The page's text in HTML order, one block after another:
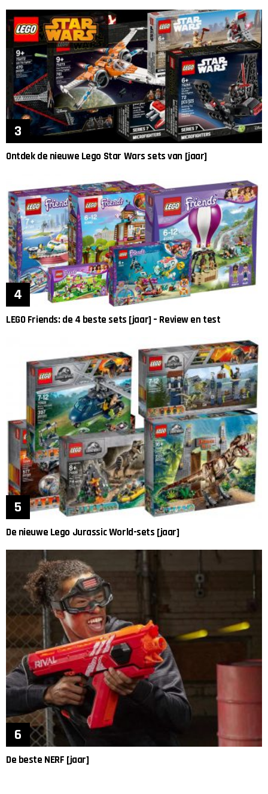
Ontdek de nieuwe Lego Star Wars sets van [jaar]
LEGO Friends: de 4 beste sets [jaar] – Review en test
De nieuwe Lego Jurassic World-sets [jaar]
De beste NERF [jaar]